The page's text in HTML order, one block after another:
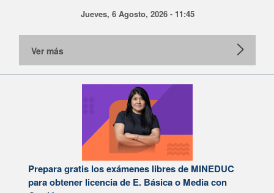
Jueves, 6 Agosto, 2026 - 11:45
Ver más
Prepara gratis los exámenes libres de MINEDUC
para obtener licencia de E. Básica o Media con